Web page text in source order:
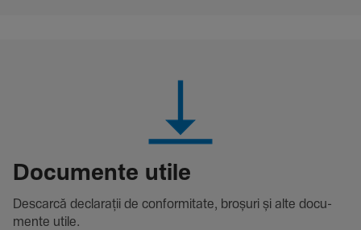
Docu­mente utile
Descarcă decla­rații de conformitate, broșuri și alte docu­
mente utile.